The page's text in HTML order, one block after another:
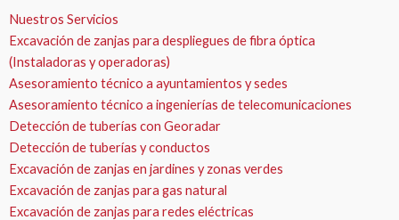
Nuestros Servicios
Excavación de zanjas para despliegues de fibra óptica
(Instaladoras y operadoras)
Asesoramiento técnico a ayuntamientos y sedes
Asesoramiento técnico a ingenierías de telecomunicaciones
Detección de tuberías con Georadar
Detección de tuberías y conductos
Excavación de zanjas en jardines y zonas verdes
Excavación de zanjas para gas natural
Excavación de zanjas para redes eléctricas